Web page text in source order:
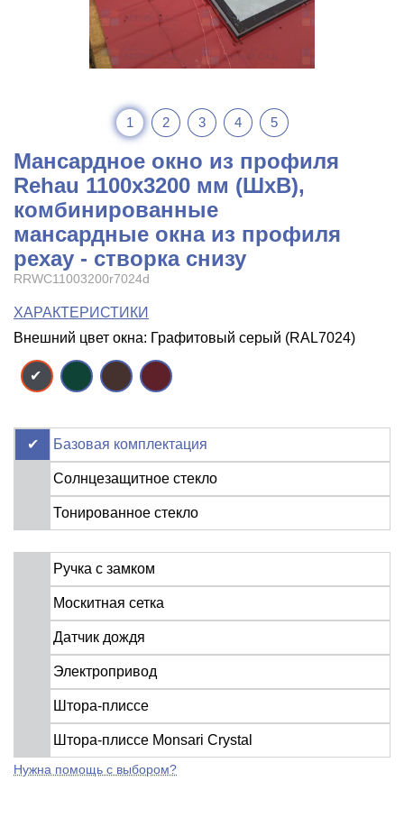
1 2 3 4 5
Мансардное окно из профиля
Rehau 1100x3200 мм (ШхВ),
комбинированные
мансардные окна из профиля
рехау - створка снизу
RRWC11003200r7024d
ХАРАКТЕРИСТИКИ
Внешний цвет окна: Графитовый серый (RAL7024)
Базовая комплектация
Солнцезащитное стекло
Тонированное стекло
Ручка с замком
Москитная сетка
Датчик дождя
Электропривод
Штора-плиссе
Штора-плиссе Monsari Crystal
Нужна помощь с выбором?